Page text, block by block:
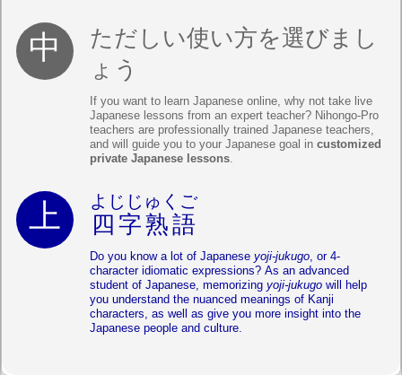
ただしい使い方を選びまし
ょう
If you want to learn Japanese online, why not take live
Japanese lessons from an expert teacher? Nihongo-Pro
teachers are professionally trained Japanese teachers,
and will guide you to your Japanese goal in customized
private Japanese lessons.
四字熟語
よじじゅくご
Do you know a lot of Japanese yoji-jukugo, or 4-
character idiomatic expressions? As an advanced
student of Japanese, memorizing yoji-jukugo will help
you understand the nuanced meanings of Kanji
characters, as well as give you more insight into the
Japanese people and culture.